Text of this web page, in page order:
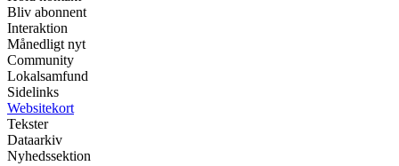
Bliv abonnent
Interaktion
Månedligt nyt
Community
Lokalsamfund
Sidelinks
Websitekort
Tekster
Dataarkiv
Nyhedssektion